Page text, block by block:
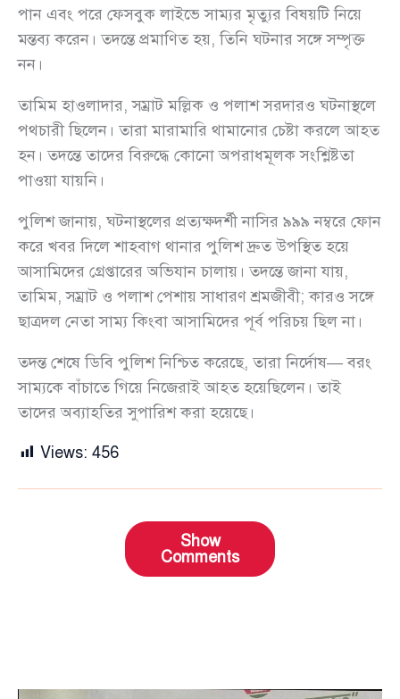
পান এবং পরে ফেসবুক লাইভে সাম্যর মৃত্যুর বিষয়টি নিয়ে
মন্তব্য করেন। তদন্তে প্রমাণিত হয়, তিনি ঘটনার সঙ্গে সম্পৃক্ত
নন।
তামিম হাওলাদার, সম্রাট মল্লিক ও পলাশ সরদারও ঘটনাস্থলে
পথচারী ছিলেন। তারা মারামারি থামানোর চেষ্টা করলে আহত
হন। তদন্তে তাদের বিরুদ্ধে কোনো অপরাধমূলক সংশ্লিষ্টতা
পাওয়া যায়নি।
পুলিশ জানায়, ঘটনাস্থলের প্রত্যক্ষদর্শী নাসির ৯৯৯ নম্বরে ফোন
করে খবর দিলে শাহবাগ থানার পুলিশ দ্রুত উপস্থিত হয়ে
আসামিদের গ্রেপ্তারের অভিযান চালায়। তদন্তে জানা যায়,
তামিম, সম্রাট ও পলাশ পেশায় সাধারণ শ্রমজীবী; কারও সঙ্গে
ছাত্রদল নেতা সাম্য কিংবা আসামিদের পূর্ব পরিচয় ছিল না।
তদন্ত শেষে ডিবি পুলিশ নিশ্চিত করেছে, তারা নির্দোষ— বরং
সাম্যকে বাঁচাতে গিয়ে নিজেরাই আহত হয়েছিলেন। তাই
তাদের অব্যাহতির সুপারিশ করা হয়েছে।
Views: 456
Show
Comments